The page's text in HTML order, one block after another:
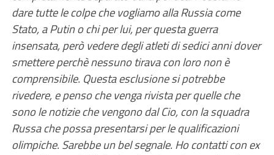
dare tutte le colpe che vogliamo alla Russia come
Stato, a Putin o chi per lui, per questa guerra
insensata, però vedere degli atleti di sedici anni dover
smettere perchè nessuno tirava con loro non è
comprensibile. Questa esclusione si potrebbe
rivedere, e penso che venga rivista per quelle che
sono le notizie che vengono dal Cio, con la squadra
Russa che possa presentarsi per le qualificazioni
olimpiche. Sarebbe un bel segnale. Ho contatti con ex